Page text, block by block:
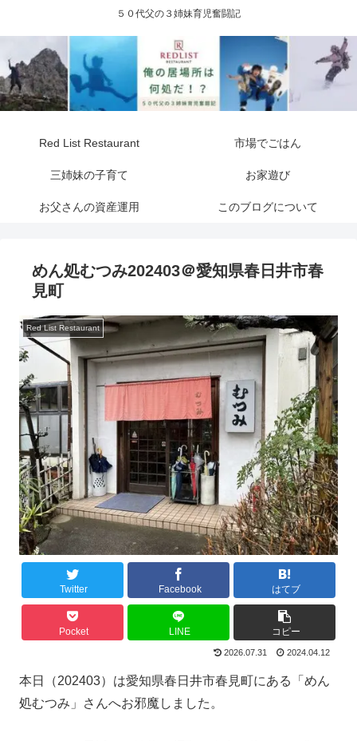
５０代父の３姉妹育児奮闘記
Red List Restaurant 市場でごはん
三姉妹の子育て お家遊び
お父さんの資産運用 このブログについて
めん処むつみ202403＠愛知県春日井市春
見町
Red List Restaurant
Twitter Facebook はてブ
Pocket LINE コピー
2026.07.31 2024.04.12
本日（202403）は愛知県春日井市春見町にある「めん
処むつみ」さんへお邪魔しました。